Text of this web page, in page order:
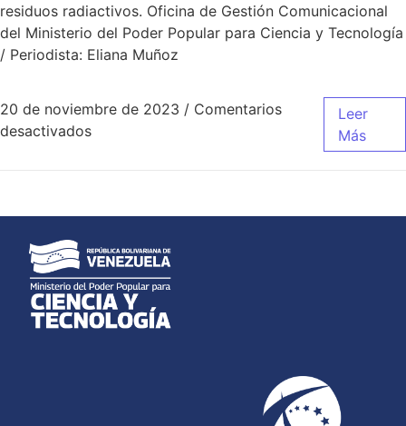
residuos radiactivos. Oficina de Gestión Comunicacional
del Ministerio del Poder Popular para Ciencia y Tecnología
/ Periodista: Eliana Muñoz
20 de noviembre de 2023 / Comentarios
desactivados
Leer
Más